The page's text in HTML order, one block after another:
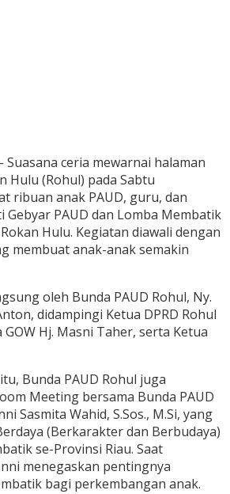
Suasana ceria mewarnai halaman
Hulu (Rohul) pada Sabtu
ribuan anak PAUD, guru, dan
PAUD dan Lomba Membatik
Hulu. Kegiatan diawali dengan
membuat anak-anak semakin
oleh Bunda PAUD Rohul, Ny.
didampingi Ketua DPRD Rohul
Hj. Masni Taher, serta Ketua
Bunda PAUD Rohul juga
Meeting bersama Bunda PAUD
Sasmita Wahid, S.Sos., M.Si, yang
(Berkarakter dan Berbudaya)
se-Provinsi Riau. Saat
menegaskan pentingnya
bagi perkembangan anak.